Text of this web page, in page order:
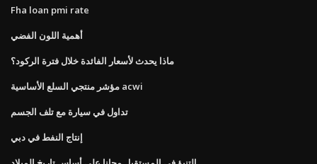
Fha loan pmi rate
أهمية اللون الفضي
ماذا يحدث لأسعار الفائدة خلال فترة الركود؟
مؤشر منتجي السلع الأساسية acwi
تداول في سيارة مع تلف الجسم
إنتاج النفط في دبي